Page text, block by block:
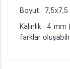
Boyut : 7,5x7,5
Kalınlık : 4
farklar